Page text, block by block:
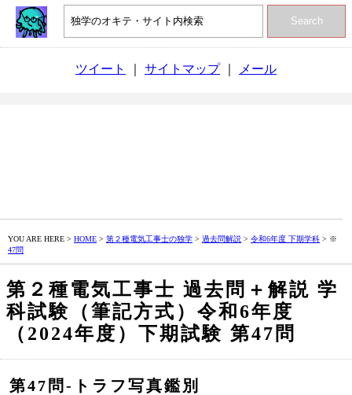
Search
ツイート サイトマップ｜ メール
YOU ARE HERE > HOME > 第２種電気工事士の独学 > 過去問解説 > 令和6年度 下期学科 > ※
47問
第２種電気工事士 過去問＋解説 学
科試験（筆記方式）令和6年度
（2024年度）下期試験 第47問
第47問‐トラフ写真鑑別